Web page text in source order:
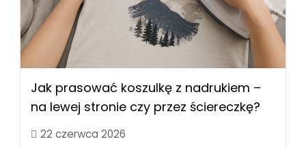
Jak prasować koszulkę z nadrukiem –
na lewej stronie czy przez ściereczkę?
22 czerwca 2026